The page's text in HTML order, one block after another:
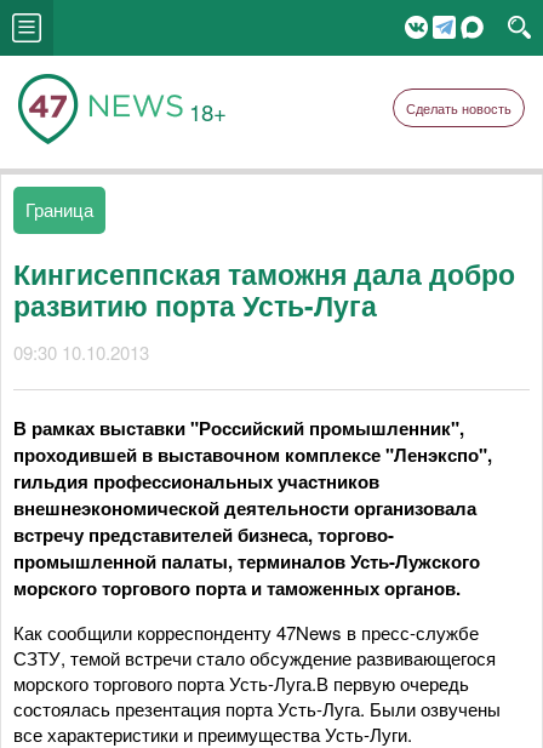
18+ Сделать новость
Граница
Кингисеппская таможня дала добро
развитию порта Усть-Луга
09:30 10.10.2013
В рамках выставки "Российский промышленник",
проходившей в выставочном комплексе "Ленэкспо",
гильдия профессиональных участников
внешнеэкономической деятельности организовала
встречу представителей бизнеса, торгово-
промышленной палаты, терминалов Усть-Лужского
морского торгового порта и таможенных органов.
Как сообщили корреспонденту 47News в пресс-службе
СЗТУ, темой встречи стало обсуждение развивающегося
морского торгового порта Усть-Луга.В первую очередь
состоялась презентация порта Усть-Луга. Были озвучены
все характеристики и преимущества Усть-Луги.